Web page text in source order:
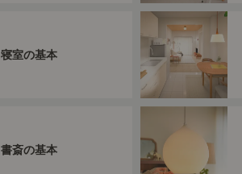
寝室の基本
書斎の基本